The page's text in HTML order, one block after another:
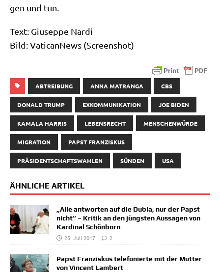
gen und tun.
Text: Giu­sep­pe Nar­di
Bild: Vati­can­News (Screen­shot)
ABTREIBUNG ANNA MATRANGA CBS
DONALD TRUMP EXKOMMUNIKATION JOE BIDEN
KAMALA HARRIS LEBENSRECHT MENSCHENWÜRDE
MIGRATION PAPST FRANZISKUS
PRÄSIDENTSCHAFTSWAHLEN SÜNDEN USA
ÄHNLICHE ARTIKEL
„Alle antworten auf die Dubia, nur der Papst
nicht“ – Kritik an den jüngsten Aussagen von
Kardinal Schönborn
25. Juli 2017
2
Papst Franziskus telefonierte mit der Mutter
von Vincent Lambert